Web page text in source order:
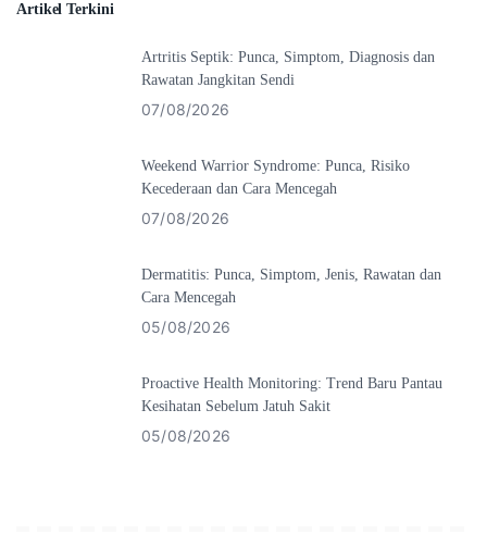
Artikel Terkini
Artritis Septik: Punca, Simptom, Diagnosis dan
Rawatan Jangkitan Sendi
07/08/2026
Weekend Warrior Syndrome: Punca, Risiko
Kecederaan dan Cara Mencegah
07/08/2026
Dermatitis: Punca, Simptom, Jenis, Rawatan dan
Cara Mencegah
05/08/2026
Proactive Health Monitoring: Trend Baru Pantau
Kesihatan Sebelum Jatuh Sakit
05/08/2026